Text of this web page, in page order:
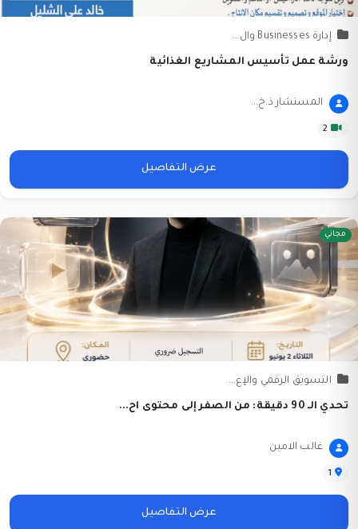
إدارة Businesses وال...
ورشة عمل تأسيس المشاريع الغذائية
المستشار ذ.خ...
2
عرض التفاصيل
مجاني
التسويق الرقمي والإع...
تحدي الـ 90 دقيقة: من الصفر إلى محتوى اح...
غالب الامين
1
عرض التفاصيل